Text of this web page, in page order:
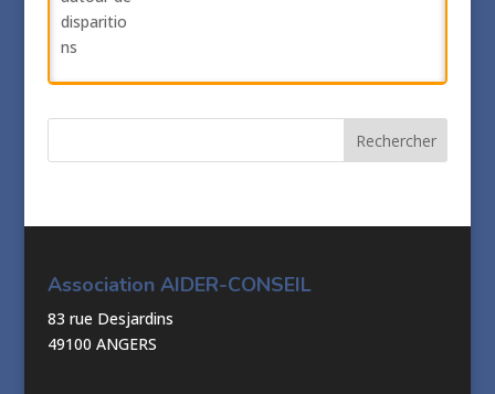
Association AIDER-CONSEIL
83 rue Desjardins
49100 ANGERS